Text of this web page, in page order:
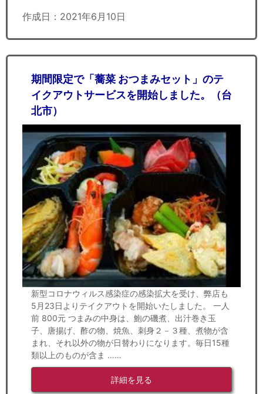
作成日：2021年6月10日
期間限定で「蕎菜 おつまみセット」のテ
イクアウトサービスを開始しました。（台
北市）
新型コロナウィルス感染症の感染拡大を受け、弊店も
5月23日よりテイクアウトを開始いたしました。 一人
前 800元 つまみの中身は、鮑の磯煮、出汁巻き玉
子、唐揚げ、酢の物、焼魚、刺身２－３種、煮物が含
まれ、それ以外の物が日替わりになります。毎日15種
類以上のものが含ま ……
詳細を見る